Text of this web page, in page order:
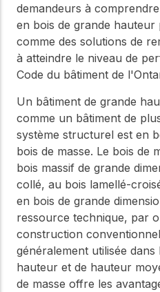
efficaces et
en toute
sécurité.
Développez
expertise grâce
cours en ligne,
ateliers et des
formations sur la
construction en
les normes et les
meilleures
Réseau
d'innovation
dans le
du bois
Carrières
Explorez les
d'emploi
opportunités de
développement
équipe
Boiseries
Explorez le
WoodWorks et
connectez-
obtenir du
technique, des
d'experts et
des ressources
demandeurs à
en bois de grande
comme des solutions de
à atteindre le niveau de
Code du bâtiment de
Un bâtiment de grande
comme un bâtiment de
système structurel est en
bois de masse. Le bois de
bois massif de grande
collé, au bois lamellé-
en bois de grande
ressource technique, par
construction
généralement utilisée
hauteur et de hauteur
de masse offre les